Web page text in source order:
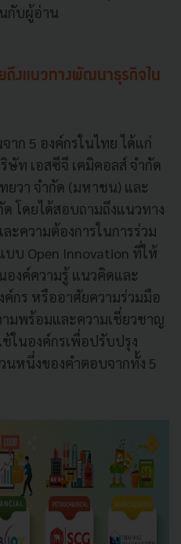
กับผู้อ่าน
ถึงแนวทางพัฒนาธุรกิจใน
าก 5 องค์กรในไทย ได้แก่
ท เอสซีจี เคมิคอลส์ จำกัด
วา จำกัด (มหาชน) และ
โดยได้สอบถามถึงแนวทาง
ะความต้องการในการร่วม
บ Open Innovation ที่ให้
องค์ความรู้ แนวคิดและ
กร หรืออาศัยความร่วมมือ
มพร้อมและความเชี่ยวชาญ
ในองค์กรเพื่อปรับปรุง
หนึ่งของคำตอบจากทั้ง 5